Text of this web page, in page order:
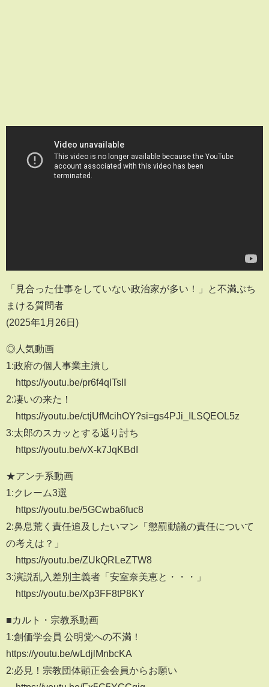
「見合った仕事をしていない政治家が多い！」と不満ぶち
まける質問者
(2025年1月26日)
◎人気動画
1:政府の個人事業主潰し
https://youtu.be/pr6f4qlTsII
2:凄いの来た！
https://youtu.be/ctjUfMcihOY?si=gs4PJi_ILSQEOL5z
3:太郎のスカッとする返り討ち
https://youtu.be/vX-k7JqKBdI
★アンチ系動画
1:クレーム3選
https://youtu.be/5GCwba6fuc8
2:鼻息荒く責任追及したいマン「懲罰動議の責任について
の考えは？」
https://youtu.be/ZUkQRLeZTW8
3:演説乱入差別主義者「安室奈美恵と・・・」
https://youtu.be/Xp3FF8tP8KY
■カルト・宗教系動画
1:創価学会員 公明党への不満！
https://youtu.be/wLdjlMnbcKA
2:必見！宗教団体顕正会会員からお願い